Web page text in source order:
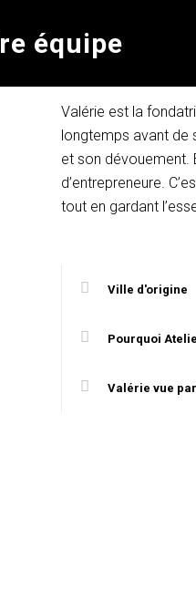
équipe
Valérie est la
longtemps avant de
et son dévouement.
d’entrepreneure.
tout en gardant
Ville d'origine
Pourquoi
Valérie vue